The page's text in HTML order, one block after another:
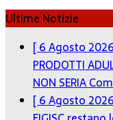
Ultime Notizie
[ 6 Agosto
PRODOTTI
NON SERIA
[ 6 Agosto